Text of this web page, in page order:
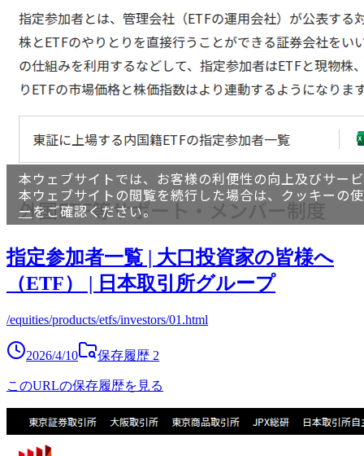
指定参加者一覧 | 大口投資家の皆様へ
（ETF） | 日本取引所グループ
/equities/products/etfs/investors/01.html
2026/4/10 保存履歴 2
このURLの保存履歴を見る